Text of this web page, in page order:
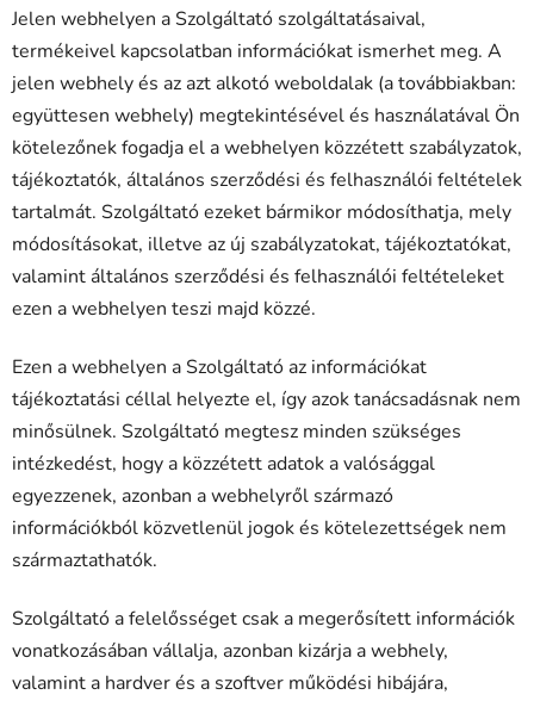
Jelen webhelyen a Szolgáltató szolgáltatásaival,
termékeivel kapcsolatban információkat ismerhet meg. A
jelen webhely és az azt alkotó weboldalak (a továbbiakban:
együttesen webhely) megtekintésével és használatával Ön
kötelezőnek fogadja el a webhelyen közzétett szabályzatok,
tájékoztatók, általános szerződési és felhasználói feltételek
tartalmát. Szolgáltató ezeket bármikor módosíthatja, mely
módosításokat, illetve az új szabályzatokat, tájékoztatókat,
valamint általános szerződési és felhasználói feltételeket
ezen a webhelyen teszi majd közzé.
Ezen a webhelyen a Szolgáltató az információkat
tájékoztatási céllal helyezte el, így azok tanácsadásnak nem
minősülnek. Szolgáltató megtesz minden szükséges
intézkedést, hogy a közzétett adatok a valósággal
egyezzenek, azonban a webhelyről származó
információkból közvetlenül jogok és kötelezettségek nem
származtathatók.
Szolgáltató a felelősséget csak a megerősített információk
vonatkozásában vállalja, azonban kizárja a webhely,
valamint a hardver és a szoftver működési hibájára,